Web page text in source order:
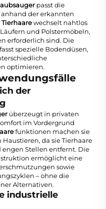
passt die
der erkannten
wechselt nahtlos
und Polstermöbeln,
erforderlich sind. Die
spezielle Bodendüsen,
optimieren.
der
überzeugt in privaten
im Vordergrund
funktionen machen sie
da sie Tierhaare
engen Stellen entfernt. Die
ermöglicht eine
sowie
– ohne die
Alternativen.
industrielle